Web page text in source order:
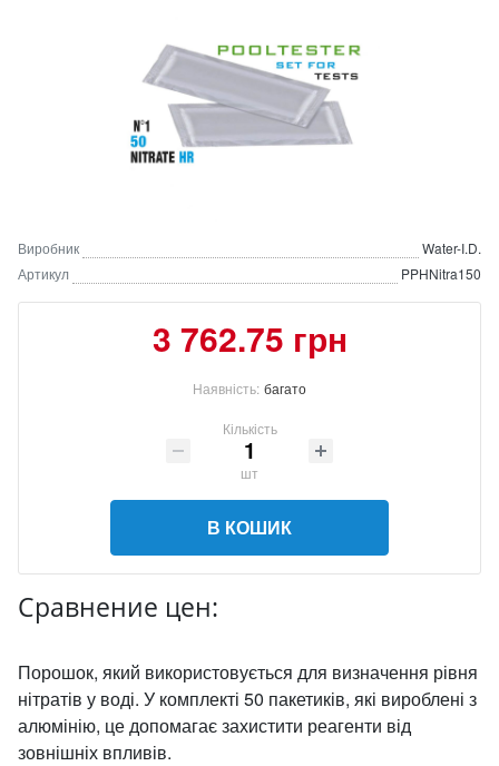
Виробник
Water-I.D.
Артикул
PPHNitra150
3 762.75 грн
Наявність: багато
Кількість
шт
В КОШИК
Сравнение цен:
Порошок, який використовується для визначення рівня
нітратів у воді. У комплекті 50 пакетиків, які вироблені з
алюмінію, це допомагає захистити реагенти від
зовнішніх впливів.